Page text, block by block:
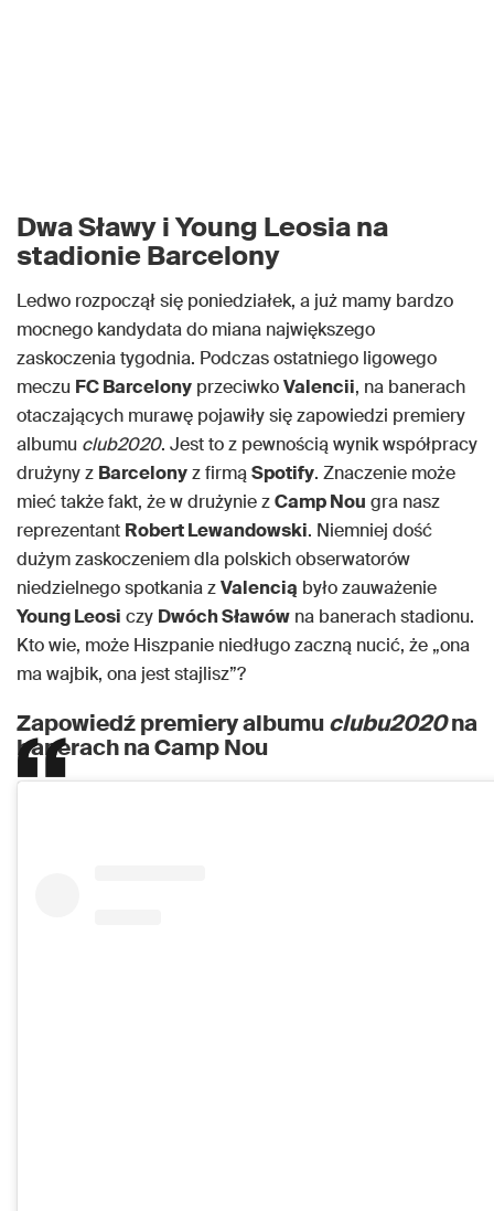
Dwa Sławy i Young Leosia na
stadionie Barcelony
Ledwo rozpoczął się poniedziałek, a już mamy bardzo
mocnego kandydata do miana największego
zaskoczenia tygodnia. Podczas ostatniego ligowego
meczu FC Barcelony przeciwkoValencii, na banerach
otaczających murawę pojawiły się zapowiedzi premiery
albumu club2020. Jest to z pewnością wynik współpracy
drużyny z Barcelonyz firmąSpotify. Znaczenie może
mieć także fakt, że w drużynie zCamp Nou gra nasz
reprezentant Robert Lewandowski. Niemniej dość
dużym zaskoczeniem dla polskich obserwatorów
niedzielnego spotkania zValencią było zauważenie
Young Leosi czy Dwóch Sławów na banerach stadionu.
Kto wie, może Hiszpanie niedługo zaczną nucić, że „ona
ma wajbik, ona jest stajlisz”?
Zapowiedź premiery albumuclubu2020na
banerach na Camp Nou